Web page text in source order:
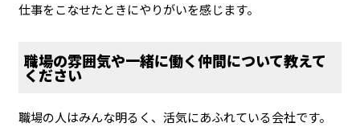
仕事をこなせたときにやりがいを感じます。
職場の雰囲気や一緒に働く仲間について教えて
ください
職場の人はみんな明るく、活気にあふれている会社です。